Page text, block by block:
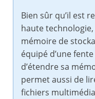
Bien sûr qu’il est
haute
mémoire de
équipé d’une
d’étendre sa
permet aussi de
fichiers